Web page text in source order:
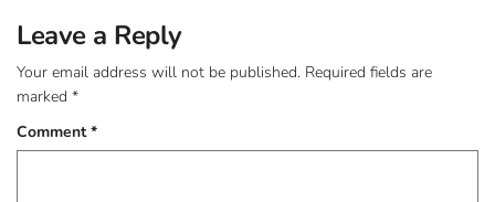
Leave a Reply
Your email address will not be published. Required fields are
marked *
Comment*